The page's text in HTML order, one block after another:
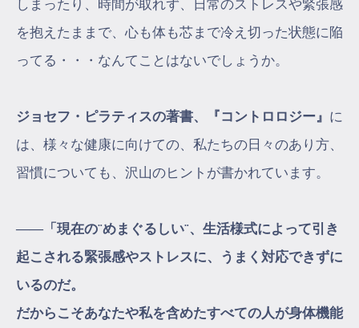
しまったり、時間が取れず、日常のストレスや緊張感
を抱えたままで、心も体も芯まで冷え切った状態に陥
ってる・・・なんてことはないでしょうか。
ジョセフ・ピラティスの著書、『コントロロジー』 に
は、様々な健康に向けての、私たちの日々のあり方、
習慣についても、沢山のヒントが書かれています。
――「現在の¨めまぐるしい¨、生活様式によって引き
起こされる緊張感やストレスに、うまく対応できずに
いるのだ。
だからこそあなたや私を含めたすべての人が身体機能